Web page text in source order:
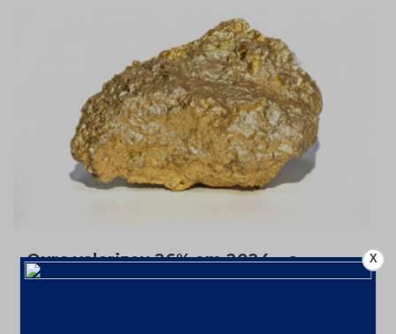
Ouro valorizou 26% em 2024 – a
US$2606,72/oz
X